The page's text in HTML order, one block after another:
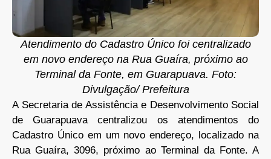
Atendimento do Cadastro Único foi centralizado
em novo endereço na Rua Guaíra, próximo ao
Terminal da Fonte, em Guarapuava. Foto:
Divulgação/ Prefeitura
A Secretaria de Assistência e Desenvolvimento Social
de Guarapuava centralizou os atendimentos do
Cadastro Único em um novo endereço, localizado na
Rua Guaíra, 3096, próximo ao Terminal da Fonte. A